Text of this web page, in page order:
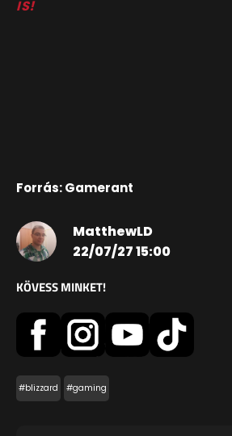
IS!
Forrás: Gamerant
MatthewLD
22/07/27 15:00
KÖVESS MINKET!
#blizzard #gaming